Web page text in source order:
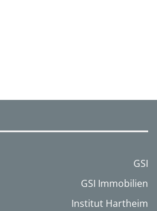
GSI
GSI Immobilien
Institut Hartheim